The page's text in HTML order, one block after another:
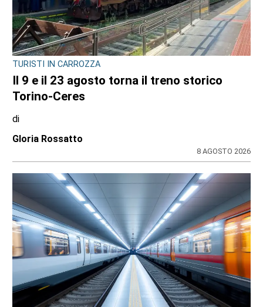
TURISTI IN CARROZZA
Il 9 e il 23 agosto torna il treno storico
Torino-Ceres
di
Gloria Rossatto
8 AGOSTO 2026